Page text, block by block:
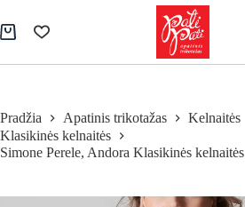
to
content
Pirkinių
Pradžia Apatinis trikotažas
Kelnaitės
Klasikinės kelnaitės
Simone Perele, Andora Klasikinės kelnaitės